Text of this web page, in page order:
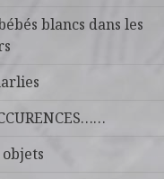
blancs dans les